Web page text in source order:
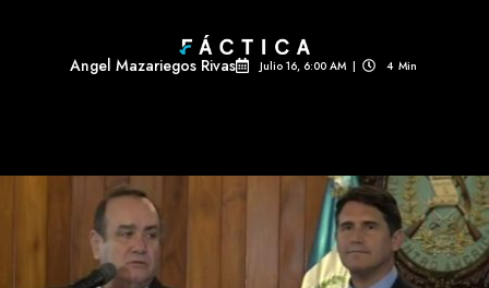
Angel Mazariegos Rivas Julio 16, 6:00 AM | 4 Min